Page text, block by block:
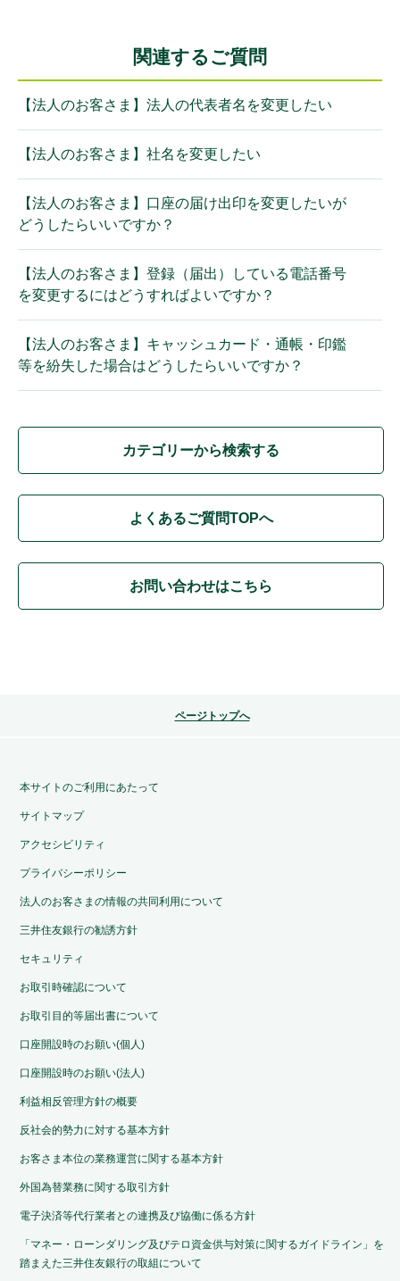
関連するご質問
【法人のお客さま】法人の代表者名を変更したい
【法人のお客さま】社名を変更したい
【法人のお客さま】口座の届け出印を変更したいが
どうしたらいいですか？
【法人のお客さま】登録（届出）している電話番号
を変更するにはどうすればよいですか？
【法人のお客さま】キャッシュカード・通帳・印鑑
等を紛失した場合はどうしたらいいですか？
カテゴリーから検索する
よくあるご質問TOPへ
お問い合わせはこちら
ページトップへ
本サイトのご利用にあたって
サイトマップ
アクセシビリティ
プライバシーポリシー
法人のお客さまの情報の共同利用について
三井住友銀行の勧誘方針
セキュリティ
お取引時確認について
お取引目的等届出書について
口座開設時のお願い(個人)
口座開設時のお願い(法人)
利益相反管理方針の概要
反社会的勢力に対する基本方針
お客さま本位の業務運営に関する基本方針
外国為替業務に関する取引方針
電子決済等代行業者との連携及び協働に係る方針
「マネー・ローンダリング及びテロ資金供与対策に関するガイドライン」を
踏まえた三井住友銀行の取組について